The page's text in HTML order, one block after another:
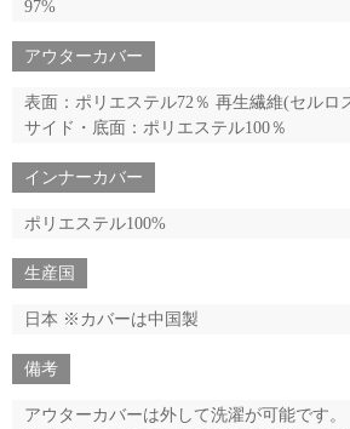
97%
アウターカバー
表面：ポリエステル72％ 再生繊維(セルロ
サイド・底面：ポリエステル100％
インナーカバー
ポリエステル100%
生産国
日本 ※カバーは中国製
備考
アウターカバーは外して洗濯が可能です。